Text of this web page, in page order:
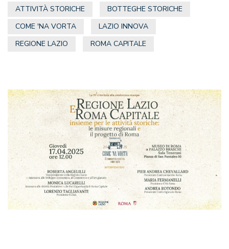
ATTIVITÀ STORICHE
BOTTEGHE STORICHE
COME 'NA VORTA
LAZIO INNOVA
REGIONE LAZIO
ROMA CAPITALE